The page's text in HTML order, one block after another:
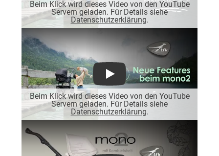
Beim Klick wird dieses Video von den YouTube
Servern geladen. Für Details siehe
Datenschutzerklärung.
Beim Klick wird dieses Video von den YouTube
Servern geladen. Für Details siehe
Datenschutzerklärung.
Play